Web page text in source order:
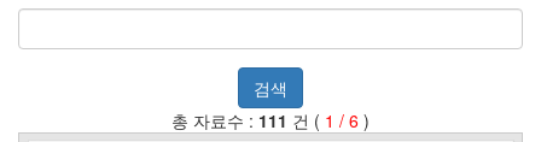
검색
총 자료수 : 111 건 ( 1 / 6 )